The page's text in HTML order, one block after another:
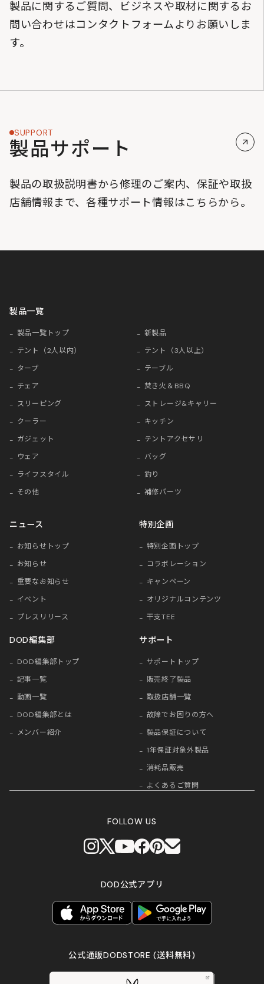
製品に関するご質問、ビジネスや取材に関するお
問い合わせはコンタクトフォームよりお願いしま
す。
SUPPORT
製品サポート
製品の取扱説明書から修理のご案内、保証や取扱
店舗情報まで、各種サポート情報はこちらから。
製品一覧
製品一覧トップ
新製品
テント（2人以内）
テント（3人以上）
タープ
テーブル
チェア
焚き火＆BBQ
スリーピング
ストレージ&キャリー
クーラー
キッチン
ガジェット
テントアクセサリ
ウェア
バッグ
ライフスタイル
釣り
その他
補修パーツ
ニュース
お知らせトップ
お知らせ
重要なお知らせ
イベント
プレスリリース
特別企画
特別企画トップ
コラボレーション
キャンペーン
オリジナルコンテンツ
干支TEE
DOD編集部
DOD編集部トップ
記事一覧
動画一覧
DOD編集部とは
メンバー紹介
サポート
サポートトップ
販売終了製品
取扱店舗一覧
故障でお困りの方へ
製品保証について
1年保証対象外製品
消耗品販売
よくあるご質問
FOLLOW US
DOD公式アプリ
公式通販DODSTORE(送料無料)